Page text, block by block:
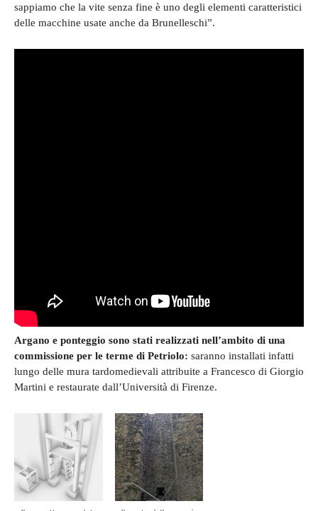
sappiamo che la vite senza fine è uno degli elementi caratteristici
delle macchine usate anche da Brunelleschi”.
Argano e ponteggio sono stati realizzati nell’ambito di una
commissione per le terme di Petriolo: saranno installati infatti
lungo delle mura tardomedievali attribuite a Francesco di Giorgio
Martini e restaurate dall’Università di Firenze.